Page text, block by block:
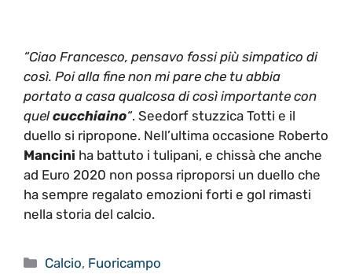
“Ciao Francesco, pensavo fossi più simpatico di
così. Poi alla fine non mi pare che tu abbia
portato a casa qualcosa di così importante con
quelcucchiaino“. Seedorf stuzzica Totti e il
duello si ripropone. Nell’ultima occasione Roberto
Mancini ha battuto i tulipani, e chissà che anche
ad Euro 2020 non possa riproporsi un duello che
ha sempre regalato emozioni forti e gol rimasti
nella storia del calcio.
Categorie
Calcio, Fuoricampo